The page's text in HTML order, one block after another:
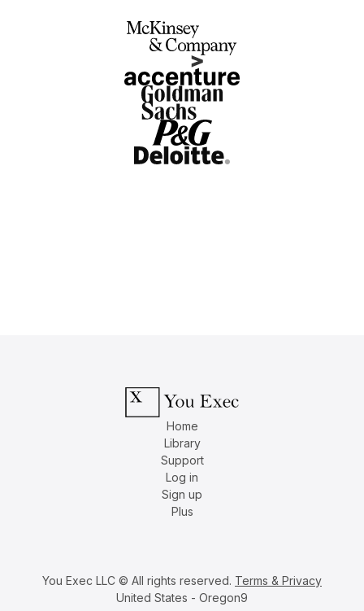
Home
Library
Support
Log in
Sign up
Plus
You Exec LLC © All rights reserved. Terms & Privacy
United States - Oregon9